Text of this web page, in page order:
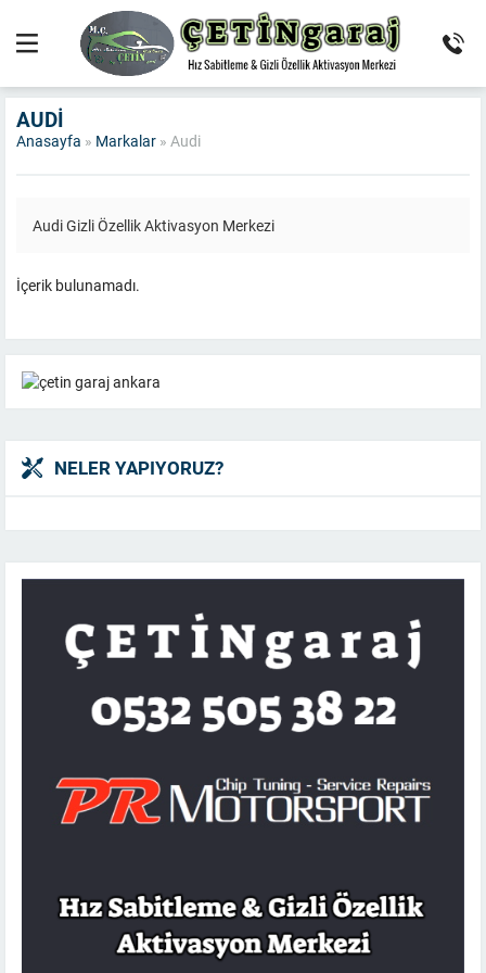
AUDI
Anasayfa » Markalar » Audi
Audi Gizli Özellik Aktivasyon Merkezi
İçerik bulunamadı.
NELER YAPIYORUZ?